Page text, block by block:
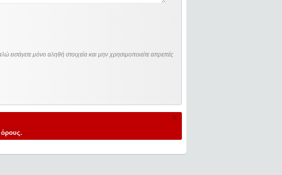
εισάγετε μόνο αληθή στοιχεία και μην χρησιμοποιείτε απρεπές
×